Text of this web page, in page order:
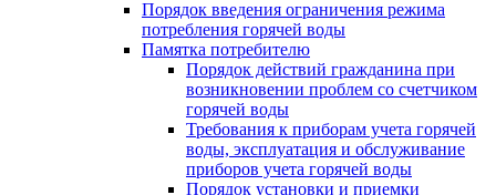
Порядок введения ограничения режима
потребления горячей воды
Памятка потребителю
Порядок действий гражданина при
возникновении проблем со счетчиком
горячей воды
Требования к приборам учета горячей
воды, эксплуатация и обслуживание
приборов учета горячей воды
Порядок установки и приемки